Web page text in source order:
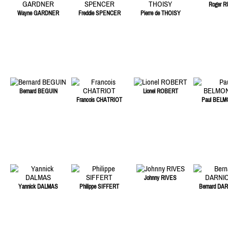
Wayne GARDNER Freddie SPENCER Pierre de THOISY
Roger
Bernard BEGUIN
Francois CHATRIOT
Lionel ROBERT
Paul
Yannick DALMAS Philippe SIFFERT
Johnny RIVES
Bernard